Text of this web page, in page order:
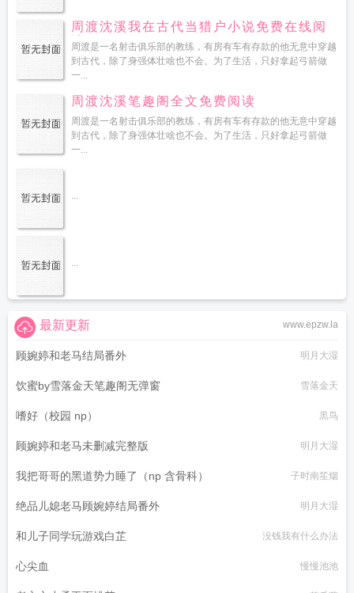
周渡沈溪我在古代当猎户小说免费在线阅
读
周渡是一名射击俱乐部的教练，有房有车有存款的他无意中穿越
到古代，除了身强体壮啥也不会。为了生活，只好拿起弓箭做
一...
周渡沈溪笔趣阁全文免费阅读
周渡是一名射击俱乐部的教练，有房有车有存款的他无意中穿越
到古代，除了身强体壮啥也不会。为了生活，只好拿起弓箭做
一...
...
...
www.epzw.la
最新更新
顾婉婷和老马结局番外 明月大湿
饮蜜by雪落金天笔趣阁无弹窗 雪落金天
嗜好（校园 np） 黒鸟
顾婉婷和老马未删减完整版 明月大湿
我把哥哥的黑道势力睡了（np 含骨科） 子时南笙烟
绝品儿媳老马顾婉婷结局番外 明月大湿
和儿子同学玩游戏白芷 没钱我有什么办法
心尖血 慢慢池池